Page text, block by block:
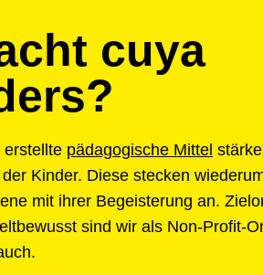
cuya
erstellte pädagogische Mittel
Kinder. Diese stecken
mit ihrer Begeisterung an.
sind wir als Non-Profit-